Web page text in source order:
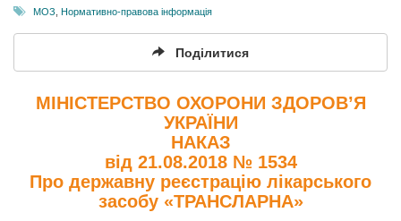
МОЗ Нормативно-правова інформація
Поділитися
МІНІСТЕРСТВО ОХОРОНИ ЗДОРОВ’Я
УКРАЇНИ
НАКАЗ
від 21.08.2018 № 1534
Про державну реєстрацію лікарського
засобу «ТРАНСЛАРНА»